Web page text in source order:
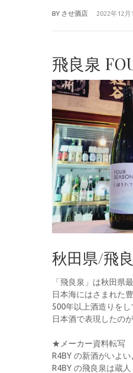
BY させ酒店 2022年12月
飛良泉
秋田県/飛
「飛良泉」は秋田県
日本海にはさまれた
500年以上酒造りを
日本酒で表現したの
★メーカー資料転写
R4BY の新酒がいよ
R4BY の飛良泉は蔵